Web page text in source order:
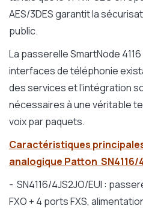
AES/3DES garantit la
public.
La passerelle SmartNode
interfaces de téléphonie
des services et l’intégration
nécessaires à une véritable
voix par paquets.
Caractéristiques
analogique Patton SN4116/
- SN4116/4JS2JO/EUI :
FXO + 4 ports FXS,